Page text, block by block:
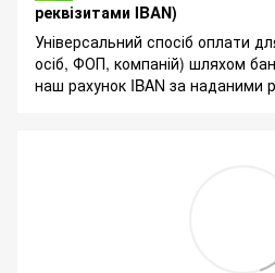
реквізитами IBAN)
Універсальний спосіб оплати
осіб, ФОП, компаній) шляхом
наш рахунок IBAN за наданими